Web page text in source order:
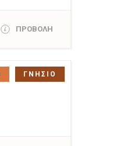
ΠΡΟΒΟΛΗ
ΓΝΗΣΙΟ